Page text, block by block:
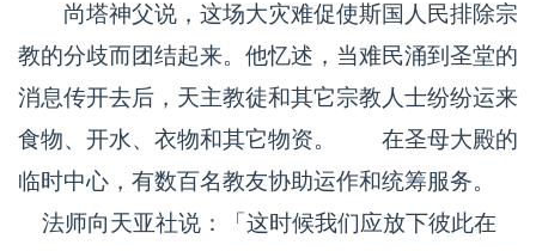
尚塔神父说，这场大灾难促使斯国人民排除宗
教的分歧而团结起来。他忆述，当难民涌到圣堂的
消息传开去后，天主教徒和其它宗教人士纷纷运来
食物、开水、衣物和其它物资。 在圣母大殿的
临时中心，有数百名教友协助运作和统筹服务。
法师向天亚社说：「这时候我们应放下彼此在